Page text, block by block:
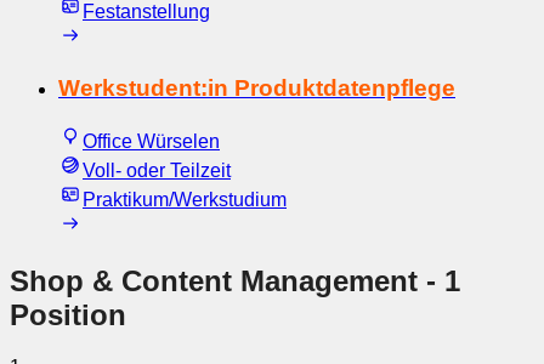
Festanstellung
Werkstudent:in Produktdatenpflege
Office Würselen
Voll- oder Teilzeit
Praktikum/Werkstudium
Shop & Content Management - 1
Position